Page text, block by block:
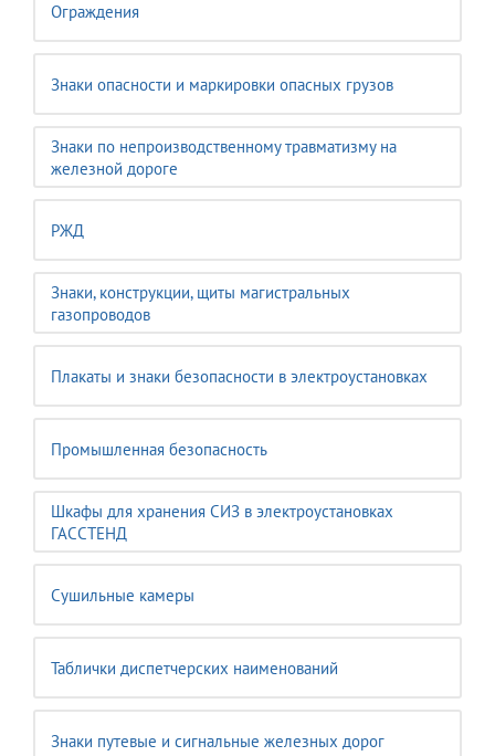
Ограждения
Знаки опасности и маркировки опасных грузов
Знаки по непроизводственному травматизму на
железной дороге
РЖД
Знаки, конструкции, щиты магистральных
газопроводов
Плакаты и знаки безопасности в электроустановках
Промышленная безопасность
Шкафы для хранения СИЗ в электроустановках
ГАССТЕНД
Сушильные камеры
Таблички диспетчерских наименований
Знаки путевые и сигнальные железных дорог